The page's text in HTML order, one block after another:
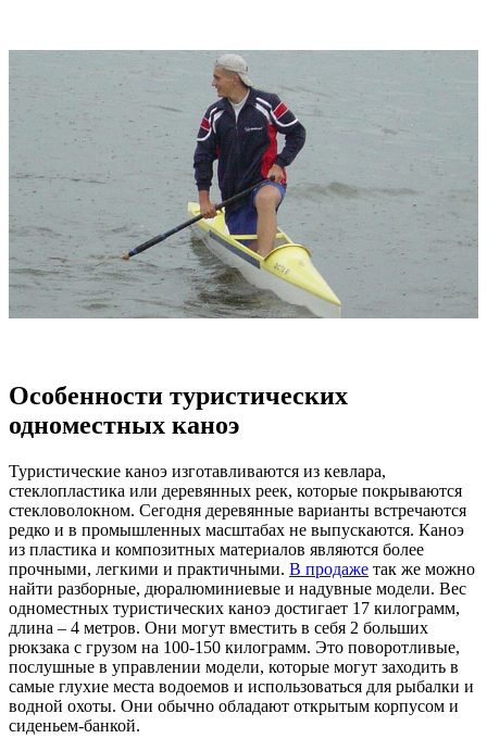
Особенности туристических
одноместных каноэ
Туристические каноэ изготавливаются из кевлара,
стеклопластика или деревянных реек, которые покрываются
стекловолокном. Сегодня деревянные варианты встречаются
редко и в промышленных масштабах не выпускаются. Каноэ
из пластика и композитных материалов являются более
прочными, легкими и практичными. В продаже так же можно
найти разборные, дюралюминиевые и надувные модели. Вес
одноместных туристических каноэ достигает 17 килограмм,
длина – 4 метров. Они могут вместить в себя 2 больших
рюкзака с грузом на 100-150 килограмм. Это поворотливые,
послушные в управлении модели, которые могут заходить в
самые глухие места водоемов и использоваться для рыбалки и
водной охоты. Они обычно обладают открытым корпусом и
сиденьем-банкой.